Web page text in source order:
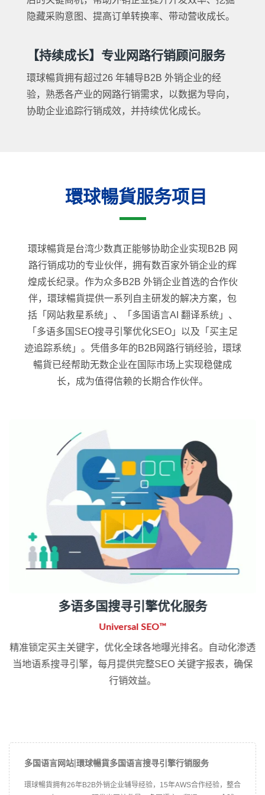
隐藏采购意图、提高订单转换率、带动营收成长。
【持续成长】专业网路行销顾问服务
環球暢貨拥有超过26 年辅导B2B 外销企业的经
验，熟悉各产业的网路行销需求，以数据为导向，
协助企业追踪行销成效，并持续优化成长。
環球暢貨服务项目
環球暢貨是台湾少数真正能够协助企业实现B2B 网
路行销成功的专业伙伴，拥有数百家外销企业的辉
煌成长纪录。作为众多B2B 外销企业首选的合作伙
伴，環球暢貨提供一系列自主研发的解决方案，包
括「网站救星系统」、「多国语言AI 翻译系统」、
「多语多国SEO搜寻引擎优化SEO」以及「买主足
迹追踪系统」。凭借多年的B2B网路行销经验，環球
暢貨已经帮助无数企业在国际市场上实现稳健成
长，成为值得信赖的长期合作伙伴。
多语多国搜寻引擎优化服务
Universal SEO™
精准锁定买主关键字，优化全球各地曝光排名。自动化渗透
当地语系搜寻引擎，每月提供完整SEO 关键字报表，确保
行销效益。
多国语言网站|環球暢貨多国语言搜寻引擎行销服务
環球暢貨拥有26年B2B外销企业辅导经验，15年AWS合作经验，整合